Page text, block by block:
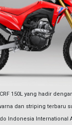
150L yang hadir
dan striping terbaru
Indonesia International